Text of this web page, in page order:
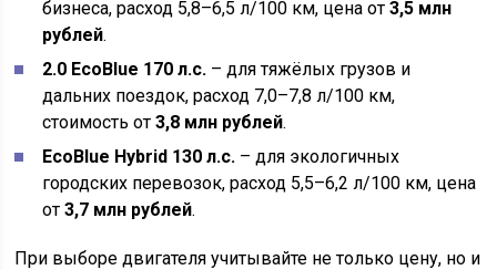
бизнеса, расход 5,8–6,5 л/100 км, цена от3,5 млн
рублей.
2.0 EcoBlue 170 л.с. – для тяжёлых грузов и
дальних поездок, расход 7,0–7,8 л/100 км,
стоимость от3,8 млн рублей.
EcoBlue Hybrid 130 л.с. – для экологичных
городских перевозок, расход 5,5–6,2 л/100 км, цена
от3,7 млн рублей.
При выборе двигателя учитывайте не только цену, но и